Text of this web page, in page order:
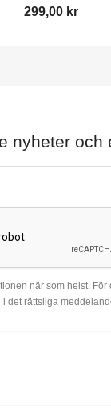
299,00 kr
nyheter och
när som helst.
det rättsliga